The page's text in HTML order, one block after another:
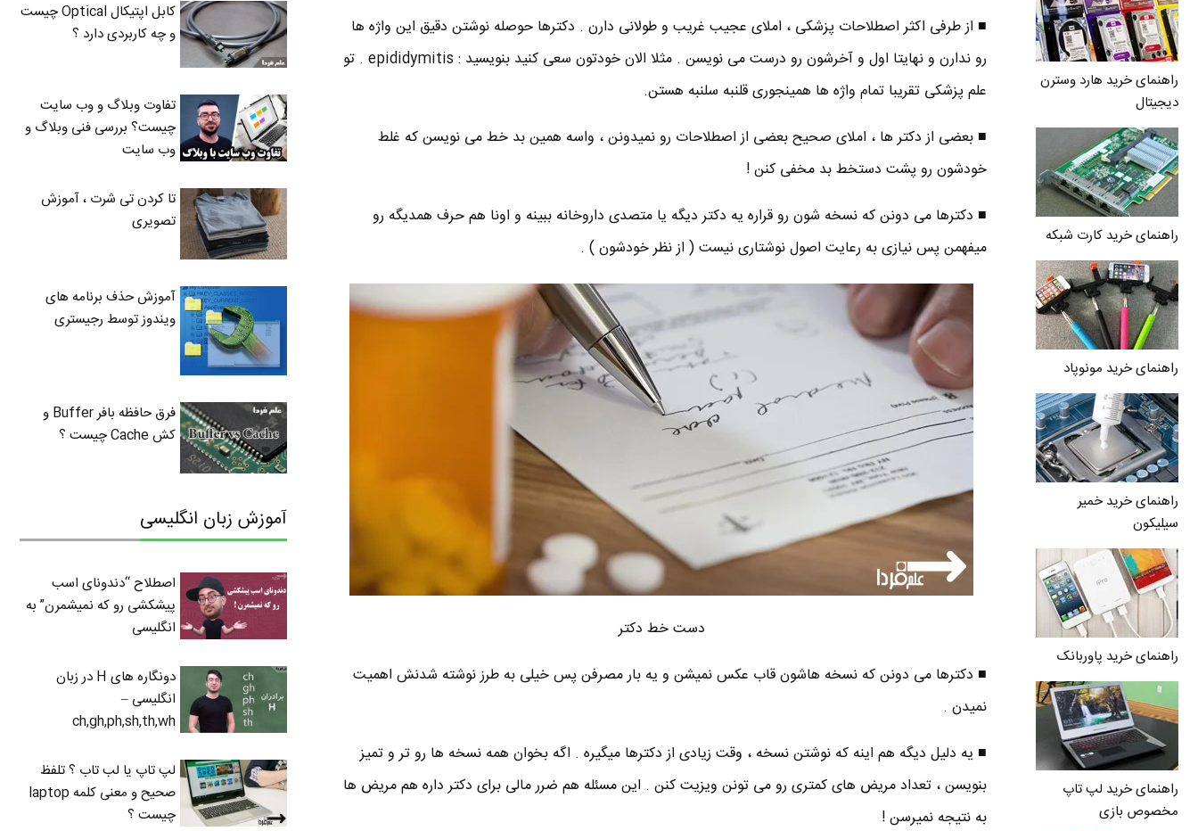
راهنمای خرید هارد وسترن
دیجیتال
راهنمای خرید کارت شبکه
راهنمای خرید مونوپاد
راهنمای خرید خمیر
سیلیکون
راهنمای خرید پاوربانک
راهنمای خرید لپ تاپ
مخصوص بازی
■ از طرفی اکثر اصطلاحات پزشکی ، املای عجیب غریب و طولانی دارن . دکترها حوصله نوشتن دقیق این واژه ها
رو ندارن و نهایتا اول و آخرشون رو درست می نویسن . مثلا الان خودتون سعی کنید بنویسید : epididymitis . تو
علم پزشکی تقریبا تمام واژه ها همینجوری قلنبه سلنبه هستن.
■ بعضی از دکتر ها ، املای صحیح بعضی از اصطلاحات رو نمیدونن ، واسه همین بد خط می نویسن که غلط
خودشون رو پشت دستخط بد مخفی کنن !
■ دکترها می دونن که نسخه شون رو قراره یه دکتر دیگه یا متصدی داروخانه ببینه و اونا هم حرف همدیگه رو
میفهمن پس نیازی به رعایت اصول نوشتاری نیست ( از نظر خودشون ) .
دست خط دکتر
■ دکترها می دونن که نسخه هاشون قاب عکس نمیشن و یه بار مصرفن پس خیلی به طرز نوشته شدنش اهمیت
نمیدن .
■ یه دلیل دیگه هم اینه که نوشتن نسخه ، وقت زیادی از دکترها میگیره . اگه بخوان همه نسخه ها رو تر و تمیز
بنویسن ، تعداد مریض های کمتری رو می تونن ویزیت کنن . این مسئله هم ضرر مالی برای دکتر داره هم مریض ها
به نتیجه نمیرسن !
کابل اپتیکال Optical چیست
و چه کاربردی دارد ؟
تفاوت وبلاگ و وب سایت
چیست؟ بررسی فنی وبلاگ و
وب سایت
تا کردن تی شرت ، آموزش
تصویری
آموزش حذف برنامه های
ویندوز توسط رجیستری
فرق حافظه بافر Buffer و
کش Cache چیست ؟
آموزش زبان انگلیسی
اصطلاح “دندونای اسب
پیشکشی رو که نمیشمرن” به
انگلیسی
دونگاره های H در زبان
انگلیسی –
ch,gh,ph,sh,th,wh
لپ تاپ یا لب تاب ؟ تلفظ
صحیح و معنی کلمه laptop
چیست ؟